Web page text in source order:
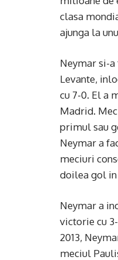
clasa
ajunga la
Neymar si-
Levante,
cu 7-0. El a
Madrid.
primul sau
Neymar a
meciuri
doilea gol in
Neymar a
victorie cu
2013,
meciul